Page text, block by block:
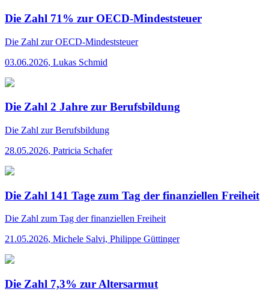
Die Zahl 71% zur OECD-Mindeststeuer
Die Zahl zur OECD-Mindeststeuer
03.06.2026, Lukas Schmid
Die Zahl 2 Jahre zur Berufsbildung
Die Zahl zur Berufsbildung
28.05.2026, Patricia Schafer
Die Zahl 141 Tage zum Tag der finanziellen Freiheit
Die Zahl zum Tag der finanziellen Freiheit
21.05.2026, Michele Salvi, Philippe Güttinger
Die Zahl 7,3% zur Altersarmut